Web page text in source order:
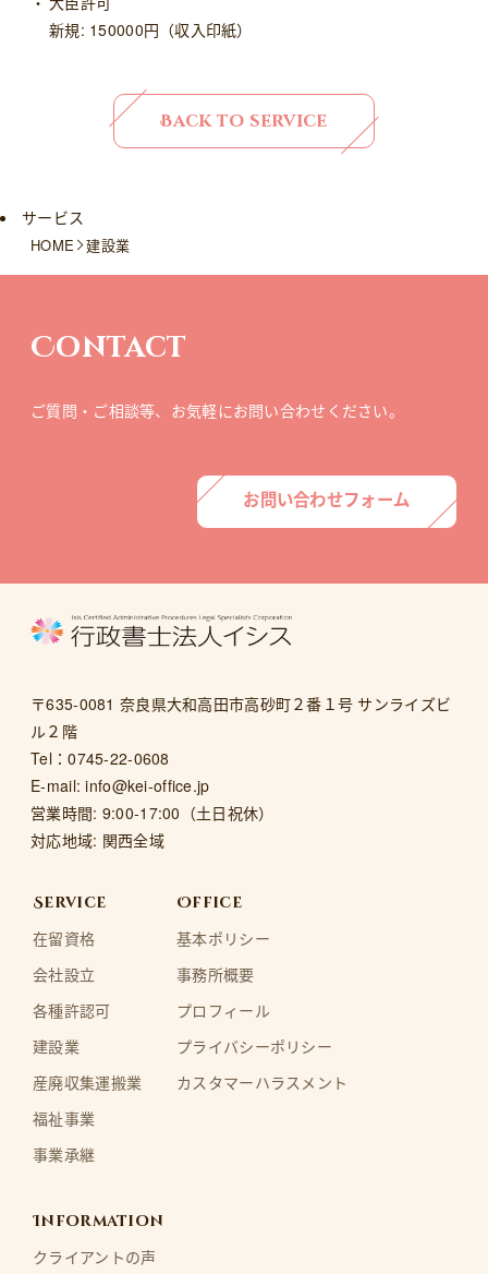
新規: 150000円（収入印紙）
Back to service
サービス
HOME 建設業
Contact
ご質問・ご相談等、 お気軽にお問い合わせください。
お問い合わせフォーム
〒635-0081 奈良県大和高田市高砂町２番１号 サンライズビ
ル２階
Tel：0745-22-0608
E-mail:info@kei-office.jp
営業時間: 9:00-17:00（土日祝休）
対応地域: 関西全域
Service
在留資格
会社設立
各種許認可
建設業
産廃収集運搬業
福祉事業
事業承継
Office
基本ポリシー
事務所概要
プロフィール
プライバシーポリシー
カスタマーハラスメント
Information
クライアントの声